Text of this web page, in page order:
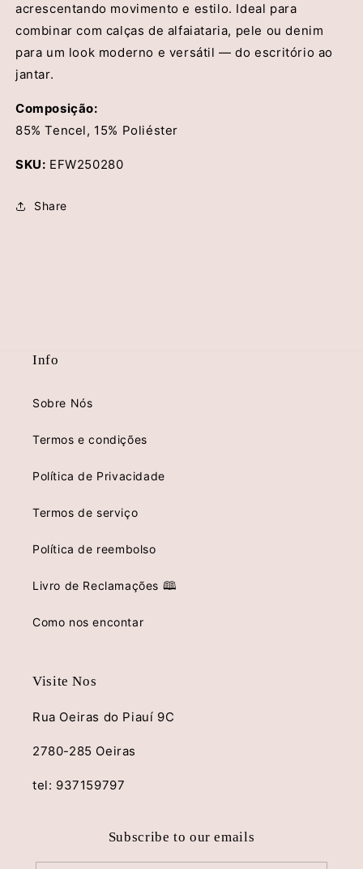
acrescentando movimento e estilo. Ideal para
combinar com calças de alfaiataria, pele ou denim
para um look moderno e versátil — do escritório ao
jantar.
Composição:
85% Tencel, 15% Poliéster
SKU: EFW250280
Share
Info
Sobre Nós
Termos e condições
Política de Privacidade
Termos de serviço
Política de reembolso
Livro de Reclamações 🕮
Como nos encontar
Visite Nos
Rua Oeiras do Piauí 9C
2780-285 Oeiras
tel: 937159797
Subscribe to our emails